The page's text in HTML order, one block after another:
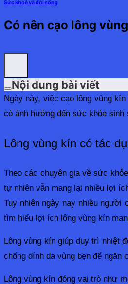
Sức khoẻ và đời sống
Có nên cạo lông
Nội dung bài viết
Ngày này, việc cạo lông vùng
có ảnh hưởng đến sức khỏe
Lông vùng kín có tác
Theo các chuyên gia về sức
tự nhiên vẫn mang lại nhiều lợi
Tuy nhiên ngày nay nhiều
tìm hiểu lợi ích lông vùng kín
Lông vùng kín giúp duy trì nhiệt
chống dính da vùng bẹn để ngăn
Lông vùng kín đóng vai trò như